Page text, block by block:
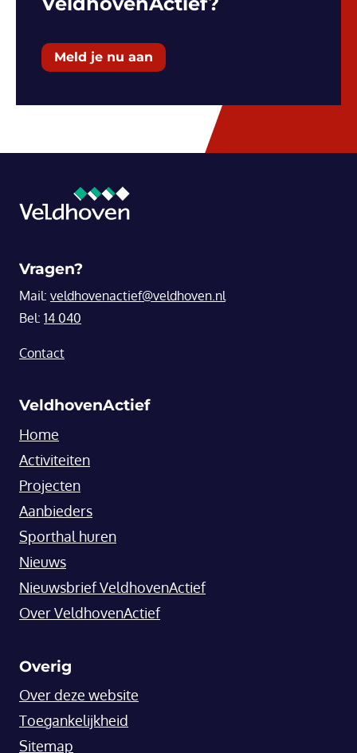
Meld je nu aan
Vragen?
Mail: veldhovenactief@veldhoven.nl
Bel: 14 040
Contact
VeldhovenActief
Home
Activiteiten
Projecten
Aanbieders
Sporthal huren
Nieuws
Nieuwsbrief VeldhovenActief
Over VeldhovenActief
Overig
Over deze website
Toegankelijkheid
Sitemap